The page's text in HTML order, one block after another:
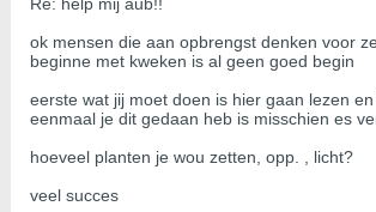
ok mensen die aan opbrengst denken voor
beginne met kweken is al geen goed begin
eerste wat jij moet doen is hier gaan lezen en
eenmaal je dit gedaan heb is misschien es
hoeveel planten je wou zetten, opp. , licht?
veel succes